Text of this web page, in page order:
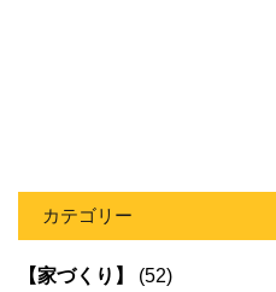
カテゴリー
【家づくり】 (52)